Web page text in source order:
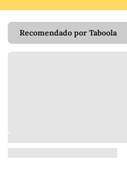
Recomendado por Taboola